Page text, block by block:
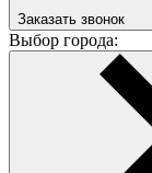
Заказать звонок
Выбор города: